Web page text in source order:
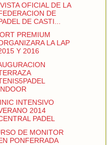
OFICIAL DE LA
DE
DE CASTI...
PREMIUM
LA LAP
Y 2016
INTENSIVO
2014
PADEL
DE MONITOR
PONFERRADA